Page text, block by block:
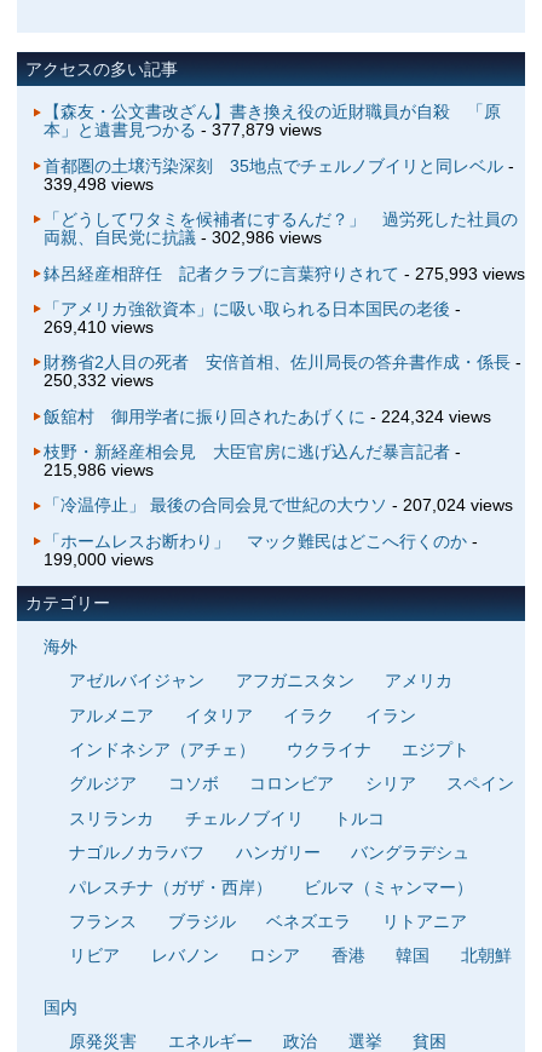
アクセスの多い記事
【森友・公文書改ざん】書き換え役の近財職員が自殺 「原
本」と遺書見つかる - 377,879 views
首都圏の土壌汚染深刻 35地点でチェルノブイリと同レベル-
339,498 views
「どうしてワタミを候補者にするんだ？」 過労死した社員の
両親、自民党に抗議 - 302,986 views
鉢呂経産相辞任 記者クラブに言葉狩りされて - 275,993 views
「アメリカ強欲資本」に吸い取られる日本国民の老後 -
269,410 views
財務省2人目の死者 安倍首相、佐川局長の答弁書作成・係長-
250,332 views
飯舘村 御用学者に振り回されたあげくに - 224,324 views
枝野・新経産相会見 大臣官房に逃げ込んだ暴言記者-
215,986 views
「冷温停止」 最後の合同会見で世紀の大ウソ - 207,024 views
「ホームレスお断わり」 マック難民はどこへ行くのか-
199,000 views
カテゴリー
海外
アゼルバイジャン
アフガニスタン
アメリカ
アルメニア
イタリア イラク
イラン
インドネシア（アチェ）
ウクライナ
エジプト
グルジア
コソボ コロンビア シリア
スペイン
スリランカ
チェルノブイリ
トルコ
ナゴルノカラバフ
ハンガリー
バングラデシュ
パレスチナ（ガザ・西岸）
ビルマ（ミャンマー）
フランス
ブラジル ベネズエラ
リトアニア
リビア
レバノン ロシア 香港 韓国 北朝鮮
国内
原発災害
エネルギー 政治 選挙 貧困